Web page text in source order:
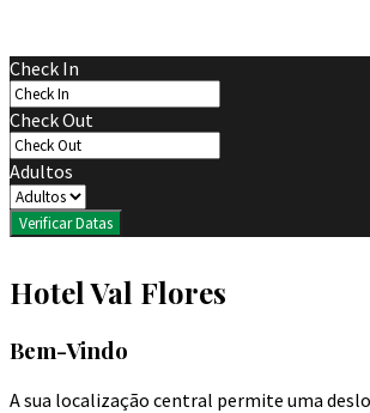
Check In
Check Out
Adultos
Verificar Datas
Hotel Val Flores
Bem-Vindo
A sua localização central permite uma